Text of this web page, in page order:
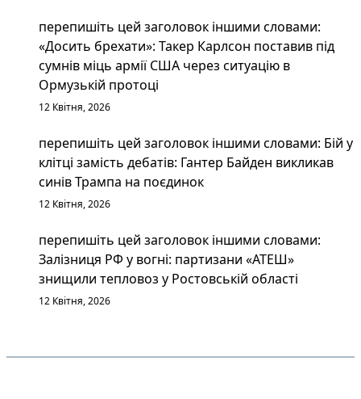
перепишіть цей заголовок іншими словами:
«Досить брехати»: Такер Карлсон поставив під
сумнів міць армії США через ситуацію в
Ормузькій протоці
12 Квітня, 2026
перепишіть цей заголовок іншими словами: Бій у
клітці замість дебатів: Гантер Байден викликав
синів Трампа на поєдинок
12 Квітня, 2026
перепишіть цей заголовок іншими словами:
Залізниця РФ у вогні: партизани «АТЕШ»
знищили тепловоз у Ростовській області
12 Квітня, 2026